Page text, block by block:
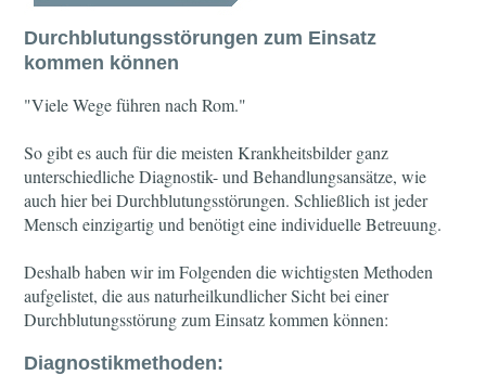
Durchblutungsstörungen zum Einsatz
kommen können
"Viele Wege führen nach Rom."
So gibt es auch für die meisten Krankheitsbilder ganz
unterschiedliche Diagnostik- und Behandlungsansätze, wie
auch hier bei Durchblutungsstörungen. Schließlich ist jeder
Mensch einzigartig und benötigt eine individuelle Betreuung.
Deshalb haben wir im Folgenden die wichtigsten Methoden
aufgelistet, die aus naturheilkundlicher Sicht bei einer
Durchblutungsstörung zum Einsatz kommen können:
Diagnostikmethoden: